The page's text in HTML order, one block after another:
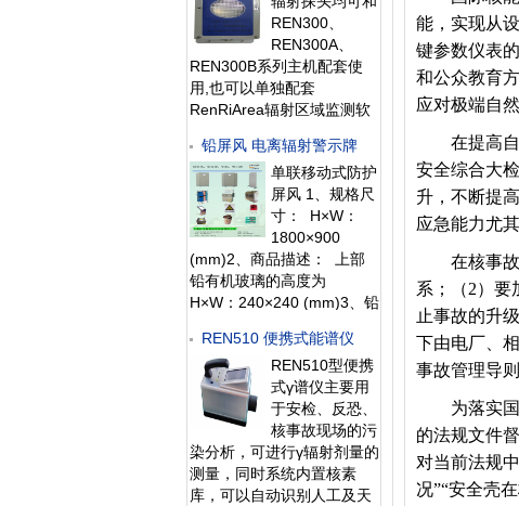
件可将存储的
REN300、
REN300A、
REN300B系列主机配套使
用,也可以单独配套
RenRiArea辐射区域监测软
RS485/RS232的通讯能力。
所有探头均可单独外接报警
灯，在超阈值的情况下就地
给出声光报警。 1、测量射
线类型：α、β、γ、X射线
2、探测器：
铅屏风 电离辐射警示牌
单联移动式防护
屏风 1、规格尺
寸： H×W：
1800×900
(mm)2、商品描述： 上部
铅有机玻璃的高度为
H×W：240×240 (mm)3、铅
下部分铅当量为
0.5mmpb4、外饰材料：碳
素钢板喷
REN510 便携式能谱仪
REN510型便携
式γ谱仪主要用
于安检、反恐、
核事故现场的污
染分析，可进行γ辐射剂量的
测量，同时系统内置核素
库，可以自动识别人工及天
能，实现从
键参数仪表
和公众教育
应对极端自
在提高自
安全综合大
升，不断提
应急能力尤
在核事故
系；（2）要
止事故的升
下由电厂、
事故管理导
为落实国
的法规文件
对当前法规
况”“安全壳